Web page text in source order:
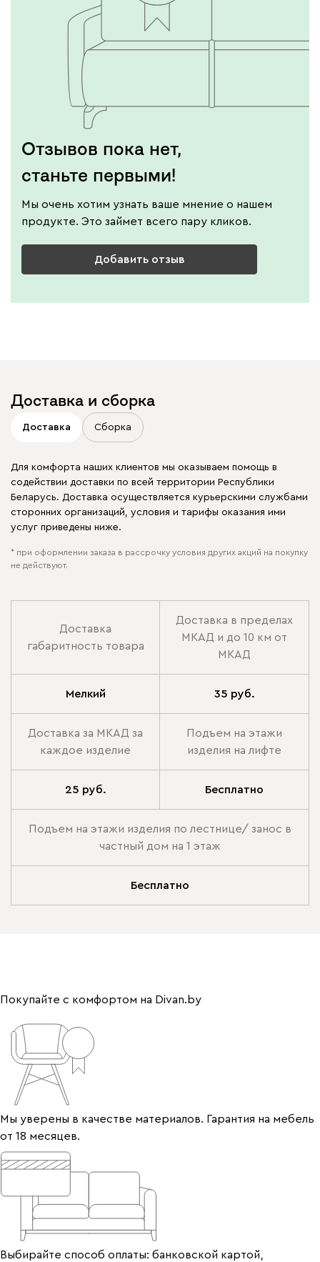
Отзывов пока нет,
станьте первыми!
Мы очень хотим узнать ваше мнение о нашем
продукте. Это займет всего пару кликов.
Добавить отзыв
Доставка и сборка
Доставка Сборка
Для комфорта наших клиентов мы оказываем помощь в
содействии доставки по всей территории Республики
Беларусь. Доставка осуществляется курьерскими службами
сторонних организаций, условия и тарифы оказания ими
услуг приведены ниже.
* при оформлении заказа в рассрочку условия других акций на покупку
не действуют.
Доставка
габаритность товара
Доставка в пределах
МКАД и до 10 км от
МКАД
Мелкий 35 руб.
Доставка за МКАД за
каждое изделие
Подъем на этажи
изделия на лифте
25 руб. Бесплатно
Подъем на этажи изделия по лестнице/ занос в
частный дом на 1 этаж
Бесплатно
Покупайте с комфортом на Divan.by
Мы уверены в качестве материалов. Гарантия на мебель
от 18 месяцев.
Выбирайте способ оплаты: банковской картой,